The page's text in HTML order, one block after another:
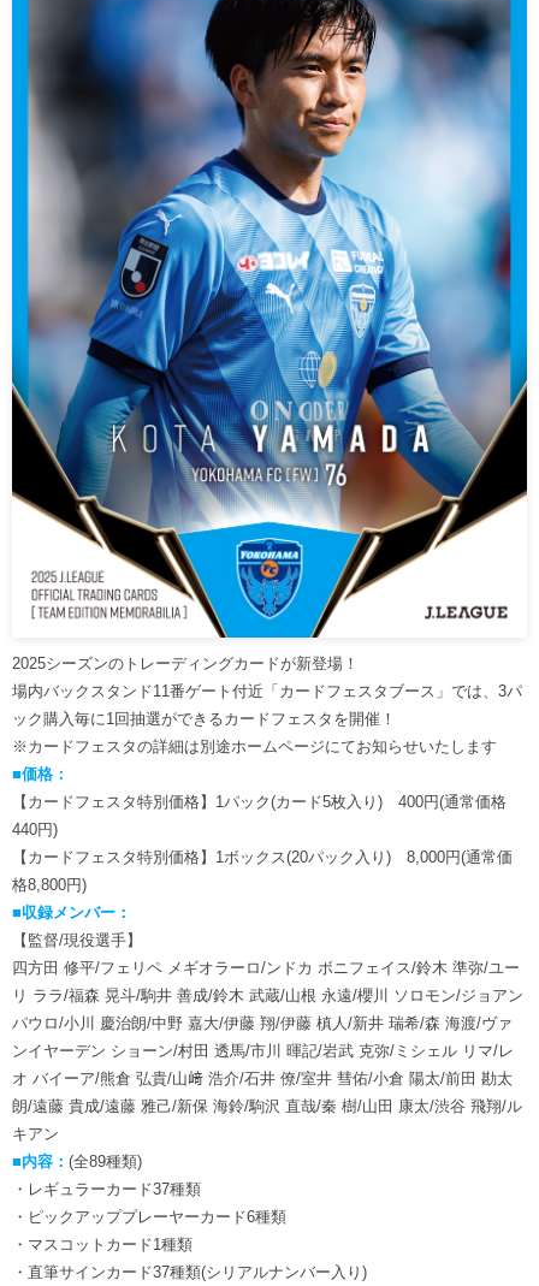
2025シーズンのトレーディングカードが新登場！
場内バックスタンド11番ゲート付近「カードフェスタブース」では、3パ
ック購入毎に1回抽選ができるカードフェスタを開催！
※カードフェスタの詳細は別途ホームページにてお知らせいたします
■価格：
【カードフェスタ特別価格】1パック(カード5枚入り) 400円(通常価格
440円)
【カードフェスタ特別価格】1ボックス(20パック入り) 8,000円(通常価
格8,800円)
■収録メンバー：
【監督/現役選手】
四方田 修平/フェリペ メギオラーロ/ンドカ ボニフェイス/鈴木 準弥/ユー
リ ララ/福森 晃斗/駒井 善成/鈴木 武蔵/山根 永遠/櫻川 ソロモン/ジョアン
パウロ/小川 慶治朗/中野 嘉大/伊藤 翔/伊藤 槙人/新井 瑞希/森 海渡/ヴァ
ンイヤーデン ショーン/村田 透馬/市川 暉記/岩武 克弥/ミシェル リマ/レ
オ バイーア/熊倉 弘貴/山﨑 浩介/石井 僚/室井 彗佑/小倉 陽太/前田 勘太
朗/遠藤 貴成/遠藤 雅己/新保 海鈴/駒沢 直哉/秦 樹/山田 康太/渋谷 飛翔/ル
キアン
■内容： (全89種類)
・レギュラーカード37種類
・ピックアッププレーヤーカード6種類
・マスコットカード1種類
・直筆サインカード37種類(シリアルナンバー入り)